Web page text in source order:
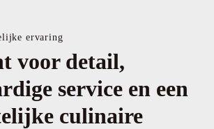
ervaring
voor detail,
service en een
culinaire